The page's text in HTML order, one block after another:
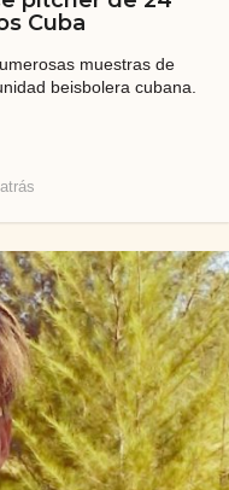
Cuba
muestras de
beisbolera cubana.
o
a
t
r
á
s